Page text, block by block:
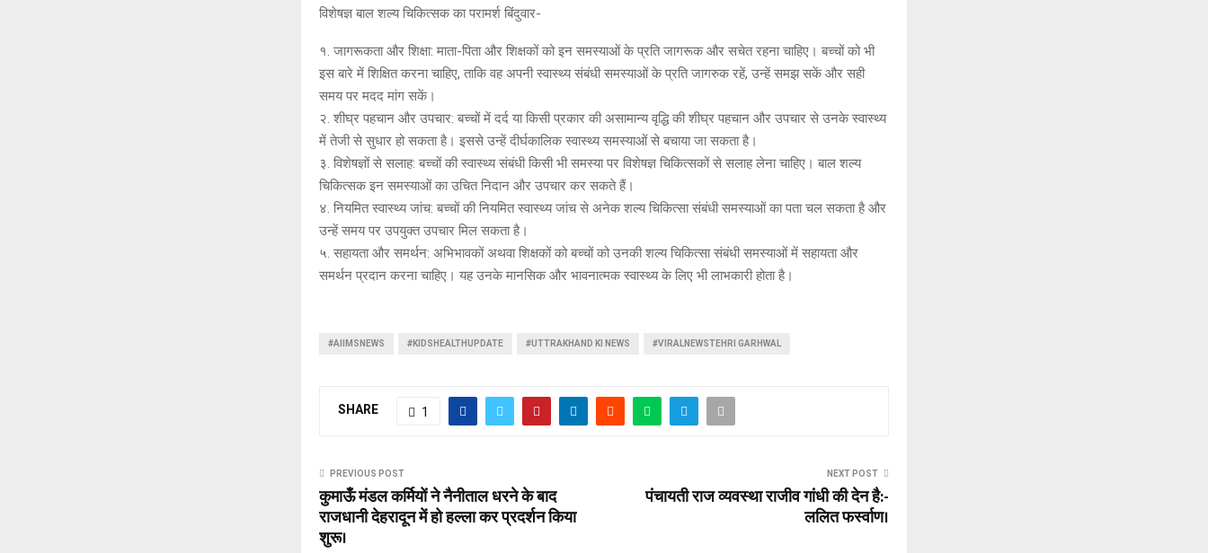
विशेषज्ञ बाल शल्य चिकित्सक का परामर्श बिंदुवार-
१. जागरूकता और शिक्षा: माता-पिता और शिक्षकों को इन समस्याओं के प्रति जागरूक और सचेत रहना चाहिए। बच्चों को भी
इस बारे में शिक्षित करना चाहिए, ताकि वह अपनी स्वास्थ्य संबंधी समस्याओं के प्रति जागरुक रहें, उन्हें समझ सकें और सही
समय पर मदद मांग सकें।
२. शीघ्र पहचान और उपचार: बच्चों में दर्द या किसी प्रकार की असामान्य वृद्धि की शीघ्र पहचान और उपचार से उनके स्वास्थ्य
में तेजी से सुधार हो सकता है। इससे उन्हें दीर्घकालिक स्वास्थ्य समस्याओं से बचाया जा सकता है।
३. विशेषज्ञों से सलाह: बच्चों की स्वास्थ्य संबंधी किसी भी समस्या पर विशेषज्ञ चिकित्सकों से सलाह लेना चाहिए। बाल शल्य
चिकित्सक इन समस्याओं का उचित निदान और उपचार कर सकते हैं।
४. नियमित स्वास्थ्य जांच: बच्चों की नियमित स्वास्थ्य जांच से अनेक शल्य चिकित्सा संबंधी समस्याओं का पता चल सकता है और
उन्हें समय पर उपयुक्त उपचार मिल सकता है।
५. सहायता और समर्थन: अभिभावकों अथवा शिक्षकों को बच्चों को उनकी शल्य चिकित्सा संबंधी समस्याओं में सहायता और
समर्थन प्रदान करना चाहिए। यह उनके मानसिक और भावनात्मक स्वास्थ्य के लिए भी लाभकारी होता है।
#AIIMSNEWS #KIDSHEALTHUPDATE #UTTRAKHAND KI NEWS #VIRALNEWSTEHRI GARHWAL
SHARE 1
PREVIOUS POST
कुमाऊँ मंडल कर्मियों ने नैनीताल धरने के बाद
राजधानी देहरादून में हो हल्ला कर प्रदर्शन किया
शुरू।
NEXT POST
पंचायती राज व्यवस्था राजीव गांधी की देन है:-
ललित फर्स्वाण।